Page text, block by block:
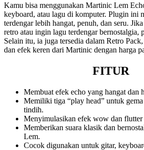
Kamu bisa menggunakan Martinic Lem
keyboard, atau lagu di komputer. Plugin ini
terdengar lebih hangat, penuh, dan seru.
retro atau ingin lagu terdengar bernostalgia,
Selain itu, ia juga tersedia dalam Retro
dan efek keren dari Martinic dengan harga
FITUR
Membuat efek echo yang hangat dan
Memiliki tiga “play head” untuk
tindih.
Menyimulasikan efek wow dan flutter
Memberikan suara klasik dan
Lem.
Cocok digunakan untuk gitar,